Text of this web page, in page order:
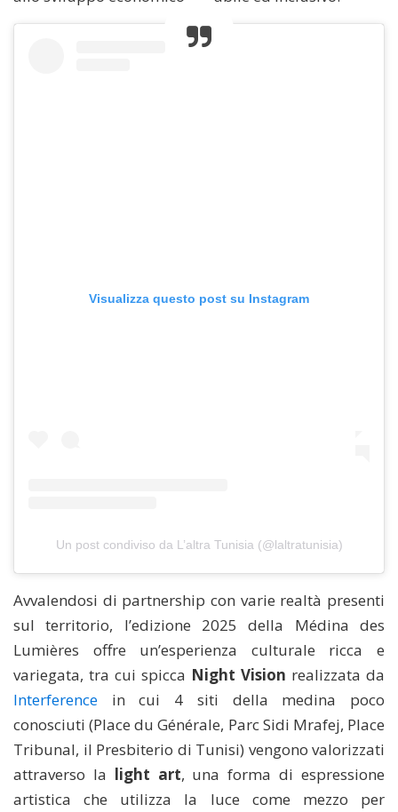
Visualizza questo post su Instagram
Un post condiviso da L’altra Tunisia (@laltratunisia)
Avvalendosi di partnership con varie realtà presenti
sul territorio, l’edizione 2025 della Médina des
Lumières offre un’esperienza culturale ricca e
variegata, tra cui spicca Night Vision realizzata da
Interference in cui 4 siti della medina poco
conosciuti (Place du Générale, Parc Sidi Mrafej, Place
Tribunal, il Presbiterio di Tunisi) vengono valorizzati
attraverso la light art, una forma di espressione
artistica che utilizza la luce come mezzo per